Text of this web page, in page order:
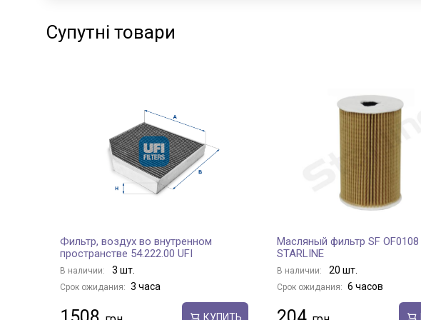
Супутні товари
Фильтр, воздух во внутренном
пространстве 54.222.00 UFI
В наличии: 3 шт.
Срок ожидания: 3 часа
КУПИТЬ
Масляный фильтр SF OF0108
STARLINE
В наличии: 20 шт.
Срок ожидания: 6 часов